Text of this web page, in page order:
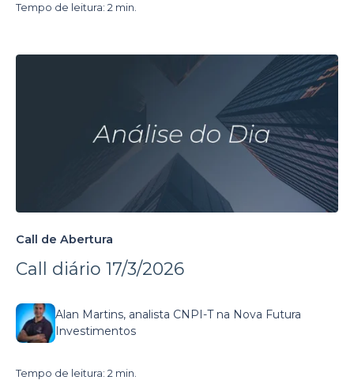
Tempo de leitura: 2 min.
Call de Abertura
Call diário 17/3/2026
Alan Martins, analista CNPI-T na Nova Futura
Investimentos
Tempo de leitura: 2 min.